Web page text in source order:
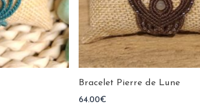
Bracelet Pierre de Lune
64.00€